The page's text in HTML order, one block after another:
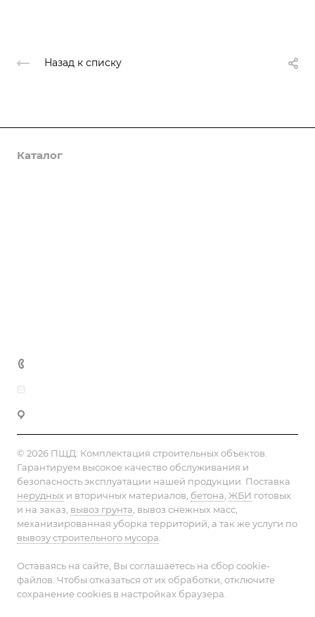
Назад к списку
Каталог
© 2026 ПЩД: Комплектация строительных объектов
Гарантируем высокое качество обслуживания и
безопасность эксплуатации нашей продукции. Поставка
нерудных и вторичных материалов, бетона ЖБИ готовых
и на заказ, вывоз грунта , вывоз снежных масс,
механизированная уборка территорий, а так же услуги по
вывозу строительного мусора
Оставаясь на сайте, Вы соглашаетесь на сбор cookie-
файлов. Чтобы отказаться от их обработки, отключите
сохранение cookies в настройках браузера.